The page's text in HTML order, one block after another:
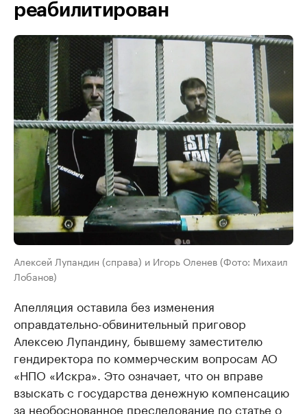
реабилитирован
Алексей Лупандин (справа) и Игорь Оленев (Фото: Михаил
Лобанов)
Апелляция оставила без изменения
оправдательно-обвинительный приговор
Алексею Лупандину, бывшему заместителю
гендиректора по коммерческим вопросам АО
«НПО «Искра». Это означает, что он вправе
взыскать с государства денежную компенсацию
за необоснованное преследование по статье о